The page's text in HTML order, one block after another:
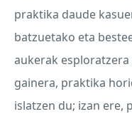
praktika daude
batzuetako eta
aukerak
gainera, praktika
islatzen du; izan